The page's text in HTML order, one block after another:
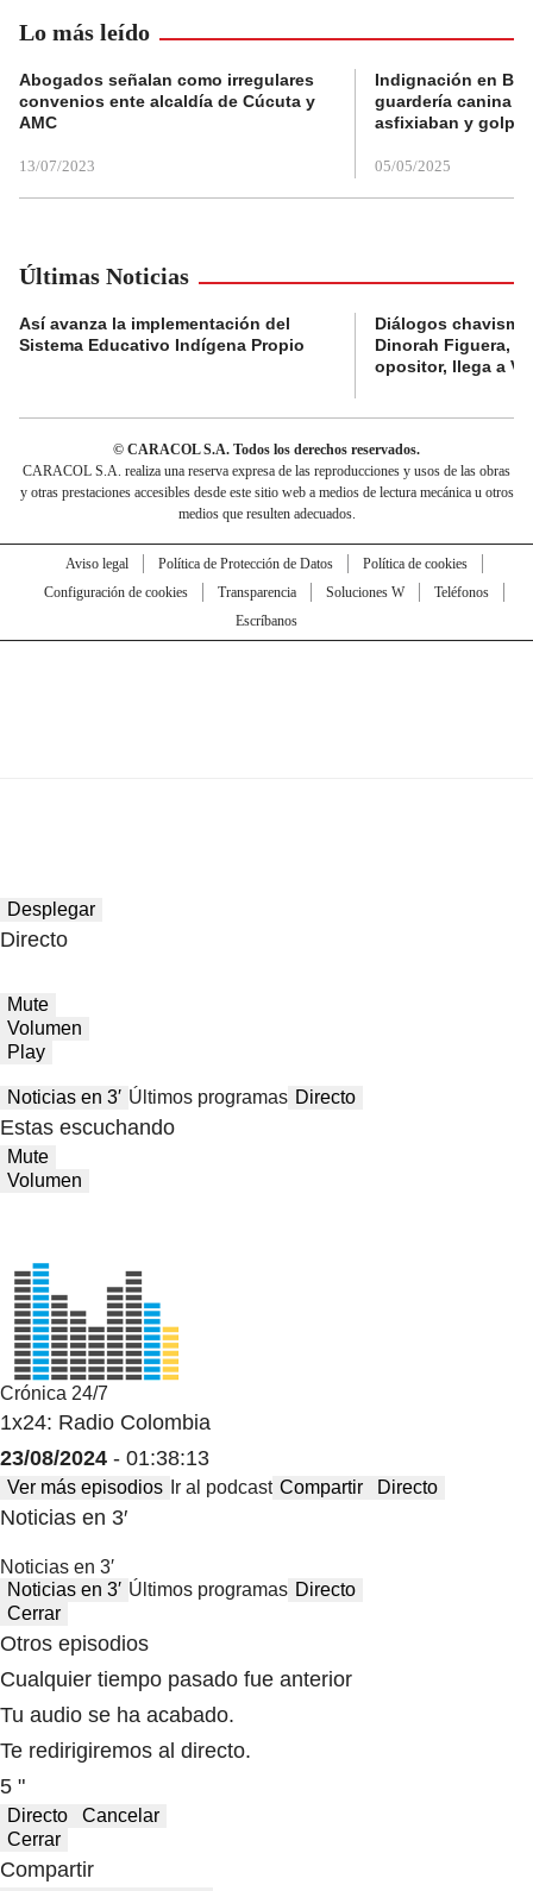
Lo más leído
Abogados señalan como irregulares
convenios ente alcaldía de Cúcuta y
AMC
13/07/2023
Indignación en
guardería canina
asfixiaban y
05/05/2025
Últimas Noticias
Así avanza la implementación del
Sistema Educativo Indígena Propio
Diálogos
Dinorah Figuera,
opositor, llega a
© CARACOL S.A. Todos los derechos reservados.
CARACOL S.A. realiza una reserva expresa de las reproducciones y usos de las obras
y otras prestaciones accesibles desde este sitio web a medios de lectura mecánica u otros
medios que resulten adecuados.
Aviso legal Política de Protección de Datos
Política de cookies
Configuración de cookies
Transparencia Soluciones W
Teléfonos
Escríbanos
Desplegar
Directo
Mute
Volumen
Play
Noticias en 3′ Últimos programas Directo
Estas escuchando
Mute
Volumen
Crónica 24/7
1x24: Radio Colombia
23/08/2024 - 01:38:13
Ver más episodios Ir al podcast Compartir Directo
Noticias en 3′
Noticias en 3′
Noticias en 3′ Últimos programas Directo
Cerrar
Otros episodios
Cualquier tiempo pasado fue anterior
Tu audio se ha acabado.
Te redirigiremos al directo.
5 "
Directo
Cancelar
Cerrar
Compartir